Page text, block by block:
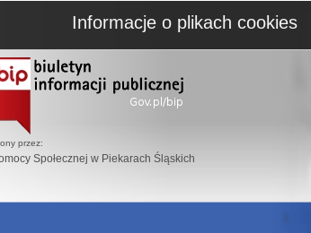
przez:
Społecznej w Piekarach Śląskich
Informacje o plikach cookies